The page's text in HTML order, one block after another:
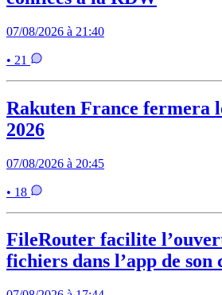
07/08/2026 à 21:40
• 21
Rakuten France fermera
2026
07/08/2026 à 20:45
• 18
FileRouter facilite
fichiers dans l’app de son